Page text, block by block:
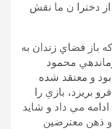
دخترا ن ما نقش
باز فضاي زندان به
محمود
و معتقد شده
بريزد، بازي را
مي داد و شايد
ذهن معترضين